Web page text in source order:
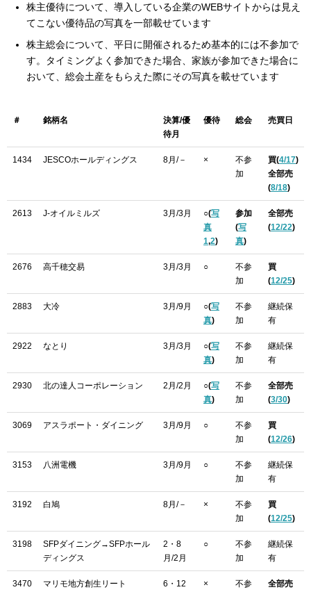
株主優待について、導入している企業のWEBサイトからは見え
てこない優待品の写真を一部載せています
株主総会について、平日に開催されるため基本的には不参加で
す。タイミングよく参加できた場合、家族が参加できた場合に
おいて、総会土産をもらえた際にその写真を載せています
＃ 銘柄名
決算/優
待月
優待 総会 売買日
1434 JESCOホールディングス 8月/－ ×
不参
加
買(4/17)
全部売
(8/18)
2613 J-オイルミルズ 3月/3月 ○(写
真
1,2)
参加
(写
真)
全部売
(12/22)
2676 高千穂交易 3月/3月 ○
不参
加
買
(12/25)
2883 大冷 3月/9月 ○(写
真)
不参
加
継続保
有
2922 なとり 3月/3月 ○(写
真)
不参
加
継続保
有
2930 北の達人コーポレーション 2月/2月 ○(写
真)
不参
加
全部売
(3/30)
3069 アスラポート・ダイニング 3月/9月 ○
不参
加
買
(12/26)
3153 八洲電機 3月/9月 ○
不参
加
継続保
有
3192 白鳩 8月/－ ×
不参
加
買
(12/25)
3198
SFPダイニング→SFPホール
ディングス
2・8
月/2月
○
不参
加
継続保
有
3470 マリモ地方創生リート
6・12
×
不参
全部売